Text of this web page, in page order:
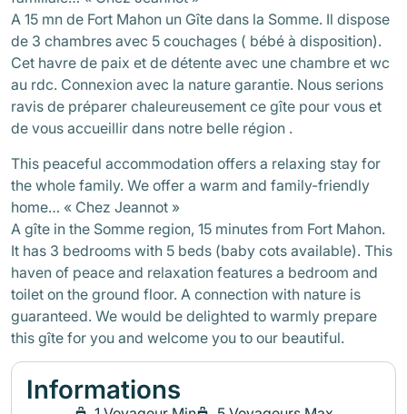
A 15 mn de Fort Mahon un Gîte dans la Somme. Il dispose
de 3 chambres avec 5 couchages ( bébé à disposition).
Cet havre de paix et de détente avec une chambre et wc
au rdc. Connexion avec la nature garantie. Nous serions
ravis de préparer chaleureusement ce gîte pour vous et
de vous accueillir dans notre belle région .
This peaceful accommodation offers a relaxing stay for
the whole family. We offer a warm and family-friendly
home… « Chez Jeannot »
A gîte in the Somme region, 15 minutes from Fort Mahon.
It has 3 bedrooms with 5 beds (baby cots available). This
haven of peace and relaxation features a bedroom and
toilet on the ground floor. A connection with nature is
guaranteed. We would be delighted to warmly prepare
this gîte for you and welcome you to our beautiful.
Informations